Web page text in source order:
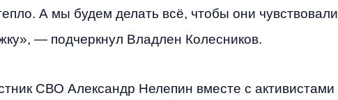
А мы будем делать всё, чтобы они чувствовали
— подчеркнул Владлен Колесников.
СВО Александр Нелепин вместе с активистами